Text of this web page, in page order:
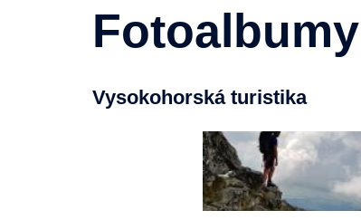
Fotoalbumy
Vysokohorská turistika